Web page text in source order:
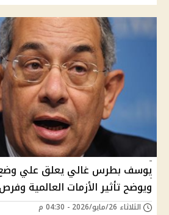
يوسف بطرس غالي يعلق علي وضع
ويوضح تأثير الأزمات العالمية
الثلاثاء 26/مايو/2026 - 04:30 م